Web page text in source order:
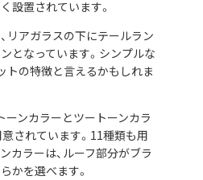
設置されています。
リアガラスの下にテールラン
となっています。シンプルな
トの特徴と言えるかもしれま
ーンカラーとツートーンカラ
されています。11種類も用
カラーは、ルーフ部分がブラ
かを選べます。